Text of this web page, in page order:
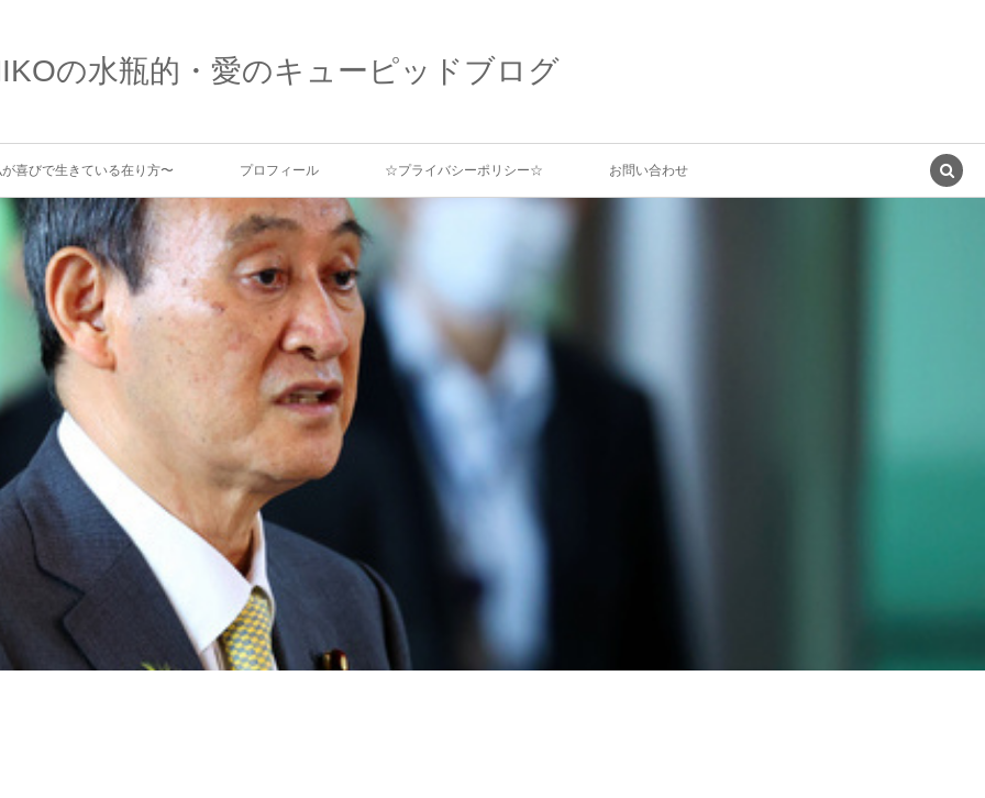
の水瓶的・愛のキューピッドブログ
喜びで生きている在り方〜 プロフィール ☆プライバシーポリシー☆ お問い合わせ